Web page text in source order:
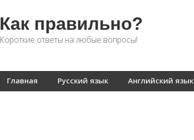
Как правильно?
Короткие ответы на любые вопросы!
Главная Русский язык Английский язык